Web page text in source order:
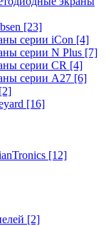
[23]
серии iCon [4]
серии N Plus [7]
серии CR [4]
серии А27 [6]
[2]
[16]
[12]
[2]